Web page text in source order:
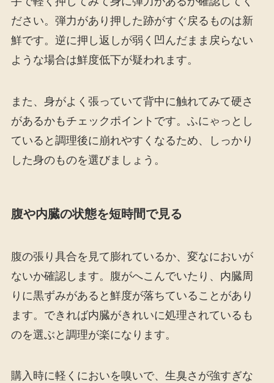
ださい。弾力があり押した跡がすぐ戻るものは新
鮮です。逆に押し返しが弱く凹んだまま戻らない
ような場合は鮮度低下が疑われます。
また、身がよく張っていて背中に触れてみて硬さ
があるかもチェックポイントです。ふにゃっとし
ていると調理後に崩れやすくなるため、しっかり
した身のものを選びましょう。
腹や内臓の状態を短時間で見る
腹の張り具合を見て膨れているか、変なにおいが
ないか確認します。腹がへこんでいたり、内臓周
りに黒ずみがあると鮮度が落ちていることがあり
ます。できれば内臓がきれいに処理されているも
のを選ぶと調理が楽になります。
購入時に軽くにおいを嗅いで、生臭さが強すぎな